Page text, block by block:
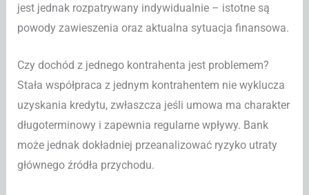
jest jednak rozpatrywany indywidualnie – istotne są
powody zawieszenia oraz aktualna sytuacja finansowa.
Czy dochód z jednego kontrahenta jest problemem?
Stała współpraca z jednym kontrahentem nie wyklucza
uzyskania kredytu, zwłaszcza jeśli umowa ma charakter
długoterminowy i zapewnia regularne wpływy. Bank
może jednak dokładniej przeanalizować ryzyko utraty
głównego źródła przychodu.